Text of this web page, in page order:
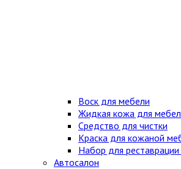
Воск для мебели
Жидкая кожа для
Средство для чистки
Краска для кожаной
Набор для
Автосалон